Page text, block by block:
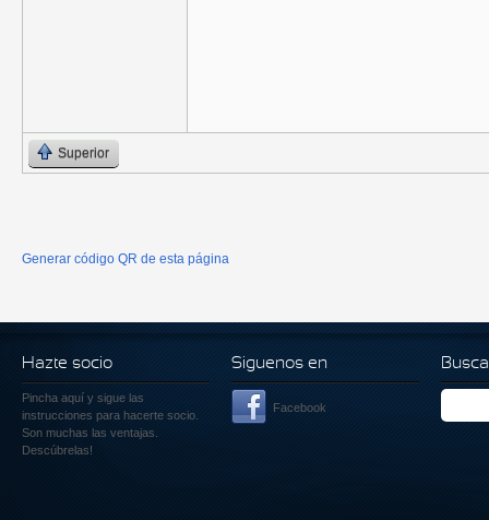
Superior
Generar código QR de esta página
Hazte socio
Pincha aquí y sigue las
instrucciones para hacerte socio.
Son muchas las ventajas.
Descúbrelas!
Siguenos en
Facebook